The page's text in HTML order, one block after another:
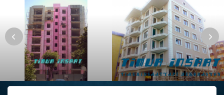
FIRMALAR
ÜRÜNLER
NASIL ÇALIŞIR?
YARDIM